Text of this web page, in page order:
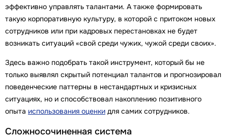
эффективно управлять талантами. А также формировать
такую корпоративную культуру, в которой с притоком новых
сотрудников или при кадровых перестановках не будет
возникать ситуаций «свой среди чужих, чужой среди своих».
Здесь важно подобрать такой инструмент, который бы не
только выявлял скрытый потенциал талантов и прогнозировал
поведенческие паттерны в нестандартных и кризисных
ситуациях, но и способствовал накоплению позитивного
опыта использования оценки для самих сотрудников.
Сложносочиненная система